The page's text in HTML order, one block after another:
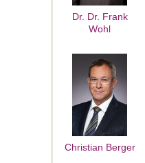
Dr. Dr. Frank
Wohl
Christian Berger